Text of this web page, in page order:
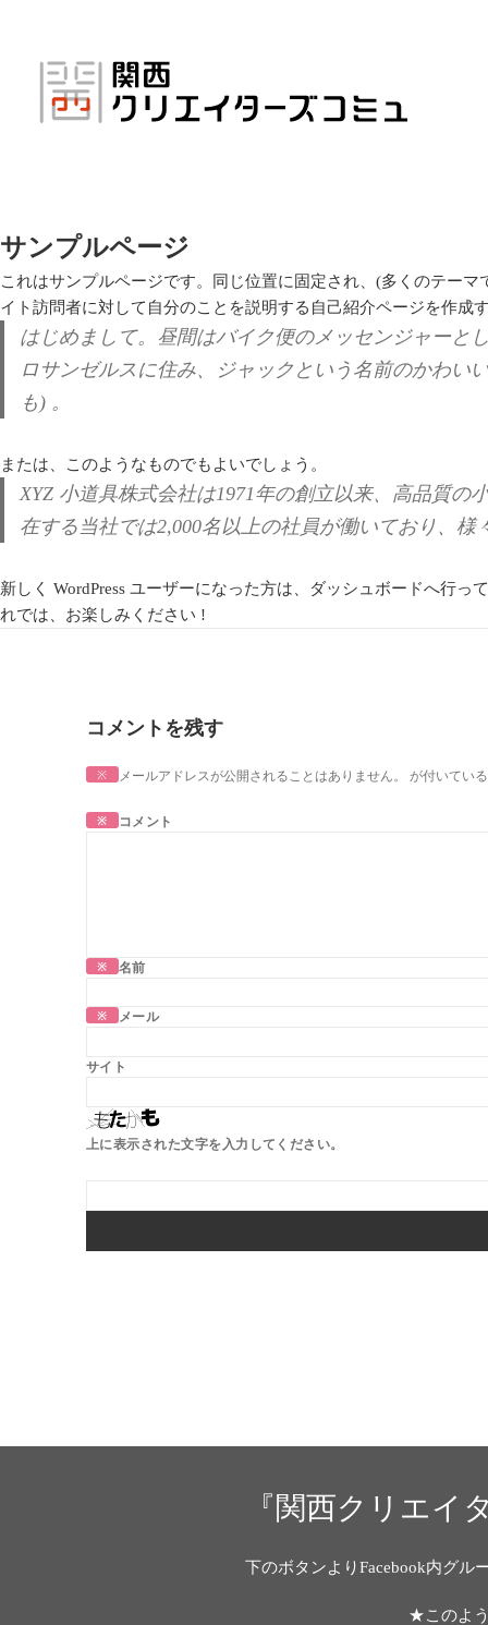
サンプルページ
これはサンプルページです。同じ位置に固定され、(多くのテー
イト訪問者に対して自分のことを説明する自己紹介ページを作
はじめまして。昼間はバイク便のメッセンジャーと
ロサンゼルスに住み、ジャックという名前のかわい
も) 。
または、このようなものでもよいでしょう。
XYZ 小道具株式会社は1971年の創立以来、高品質
在する当社では2,000名以上の社員が働いており、
新しく WordPress ユーザーになった方は、 ダッシュボードへ行っ
れでは、お楽しみください !
コメントを残す
メールアドレスが公開されることはありません。
※ が付いてい
コメント
※
名前
※
メール
※
サイト
上に表示された文字を入力してください。
『関西クリエイ
下のボタンよりFacebook内グル
★このよ